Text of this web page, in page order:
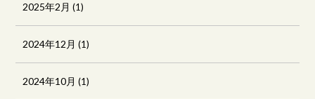
2025年2月 (1)
2024年12月 (1)
2024年10月 (1)